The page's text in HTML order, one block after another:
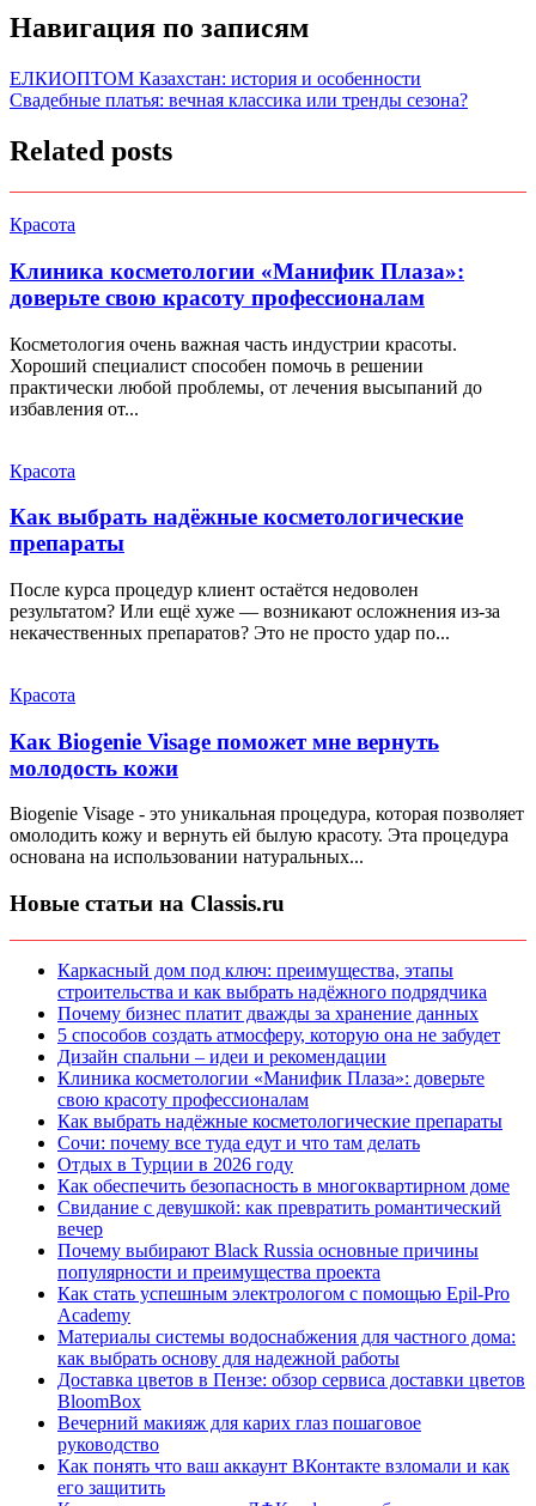
Навигация по записям
ЕЛКИОПТОМ Казахстан: история и особенности
Свадебные платья: вечная классика или тренды сезона?
Related posts
Красота
Клиника косметологии «Манифик Плаза»:
доверьте свою красоту профессионалам
Косметология очень важная часть индустрии красоты.
Хороший специалист способен помочь в решении
практически любой проблемы, от лечения высыпаний до
избавления от...
Красота
Как выбрать надёжные косметологические
препараты
После курса процедур клиент остаётся недоволен
результатом? Или ещё хуже — возникают осложнения из‑за
некачественных препаратов? Это не просто удар по...
Красота
Как Biogenie Visage поможет мне вернуть
молодость кожи
Biogenie Visage - это уникальная процедура, которая позволяет
омолодить кожу и вернуть ей былую красоту. Эта процедура
основана на использовании натуральных...
Новые статьи на Classis.ru
Каркасный дом под ключ: преимущества, этапы
строительства и как выбрать надёжного подрядчика
Почему бизнес платит дважды за хранение данных
5 способов создать атмосферу, которую она не забудет
Дизайн спальни – идеи и рекомендации
Клиника косметологии «Манифик Плаза»: доверьте
свою красоту профессионалам
Как выбрать надёжные косметологические препараты
Сочи: почему все туда едут и что там делать
Отдых в Турции в 2026 году
Как обеспечить безопасность в многоквартирном доме
Свидание с девушкой: как превратить романтический
вечер
Почему выбирают Black Russia основные причины
популярности и преимущества проекта
Как стать успешным электрологом с помощью Epil-Pro
Academy
Материалы системы водоснабжения для частного дома:
как выбрать основу для надежной работы
Доставка цветов в Пензе: обзор сервиса доставки цветов
BloomBox
Вечерний макияж для карих глаз пошаговое
руководство
Как понять что ваш аккаунт ВКонтакте взломали и как
его защитить